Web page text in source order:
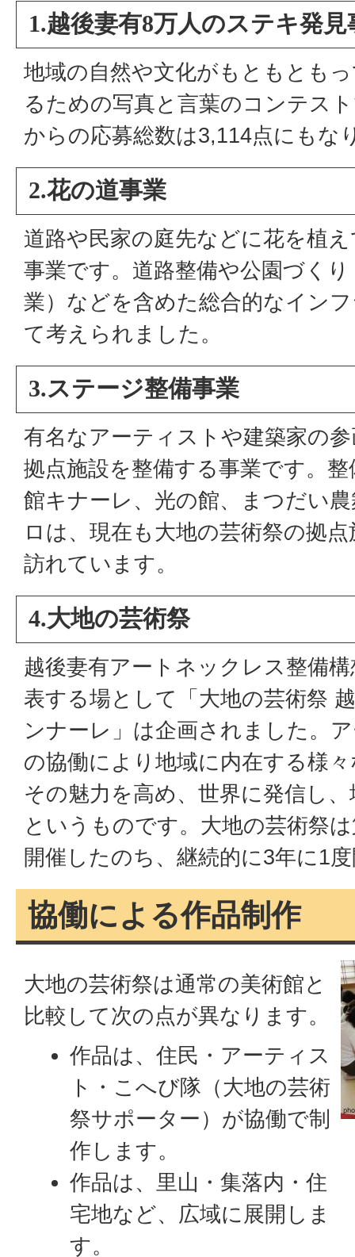
1.越後妻有8万人のステキ発見
地域の自然や文化がもともとも
るための写真と言葉のコンテス
からの応募総数は3,114点にもな
2.花の道事業
道路や民家の庭先などに花を植
事業です。道路整備や公園づく
業）などを含めた総合的なイン
て考えられました。
3.ステージ整備事業
有名なアーティストや建築家の
拠点施設を整備する事業です。
館キナーレ、光の館、まつだい
ロは、現在も大地の芸術祭の拠
訪れています。
4.大地の芸術祭
越後妻有アートネックレス整備
表する場として「大地の芸術祭
ンナーレ」は企画されました。
の協働により地域に内在する様
その魅力を高め、世界に発信し
というものです。大地の芸術祭
開催したのち、継続的に3年に1
協働による作品制作
大地の芸術祭は通常の美術館と
比較して次の点が異なります。
作品は、住民・アーティス
ト・こへび隊（大地の芸術
祭サポーター）が協働で制
作します。
作品は、里山・集落内・住
宅地など、広域に展開しま
す。